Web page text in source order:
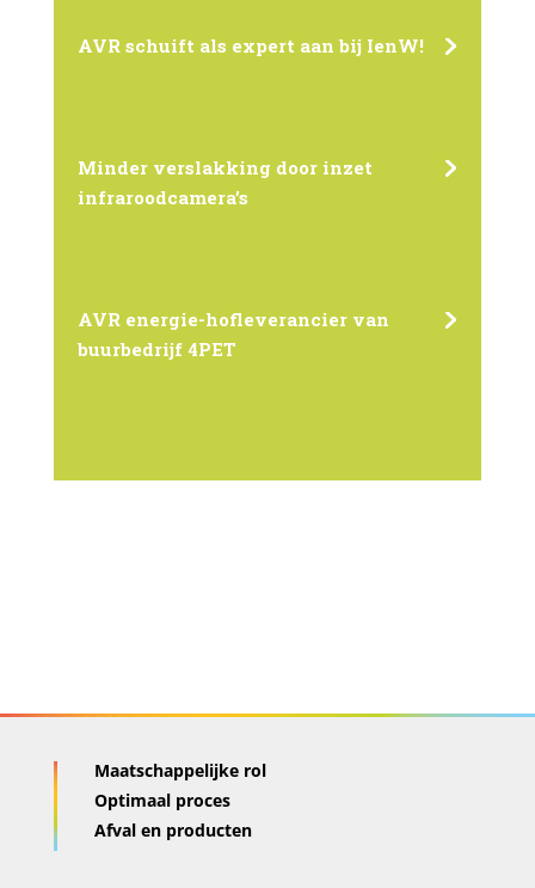
AVR schuift als expert aan bij IenW!
Minder verslakking door inzet
infraroodcamera’s
AVR energie-hofleverancier van
buurbedrijf 4PET
Maatschappelijke rol
Optimaal proces
Afval en producten